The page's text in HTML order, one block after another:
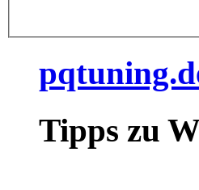
Tipps zu